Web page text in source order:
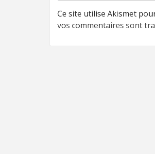
Ce site utilise Akismet
vos commentaires sont